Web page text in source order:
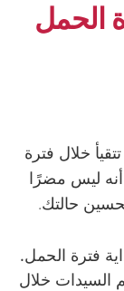
الحمل
خلال فترة
ليس مضرًا
حالتك.
فترة الحمل.
السيدات خلال